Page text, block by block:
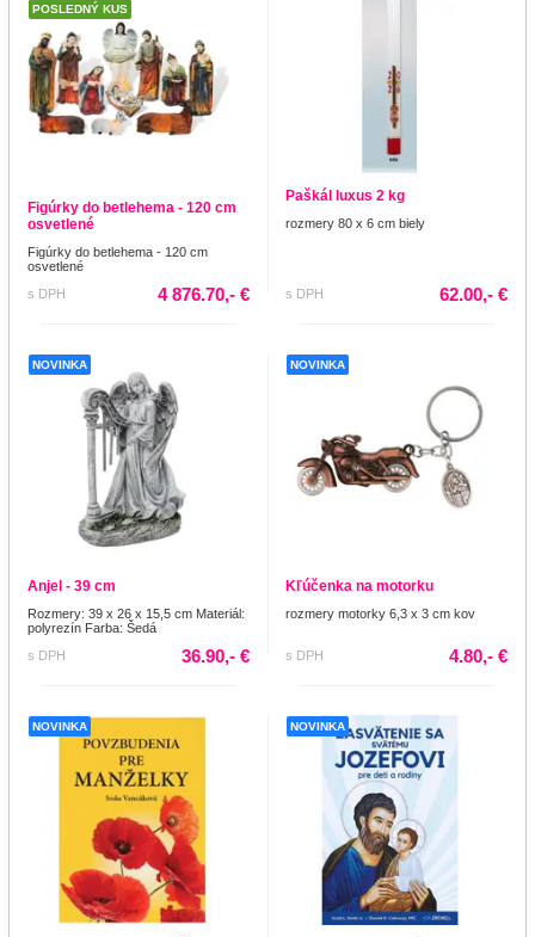
POSLEDNÝ KUS
Figúrky do betlehema - 120 cm
osvetlené
Figúrky do betlehema - 120 cm
osvetlené
s DPH
4 876.70,- €
Paškál luxus 2 kg
rozmery 80 x 6 cm biely
s DPH 62.00,- €
NOVINKA
Anjel - 39 cm
Rozmery: 39 x 26 x 15,5 cm Materiál:
polyrezín Farba: Šedá
s DPH
36.90,- €
NOVINKA
Kľúčenka na motorku
rozmery motorky 6,3 x 3 cm kov
s DPH 4.80,- €
NOVINKA NOVINKA